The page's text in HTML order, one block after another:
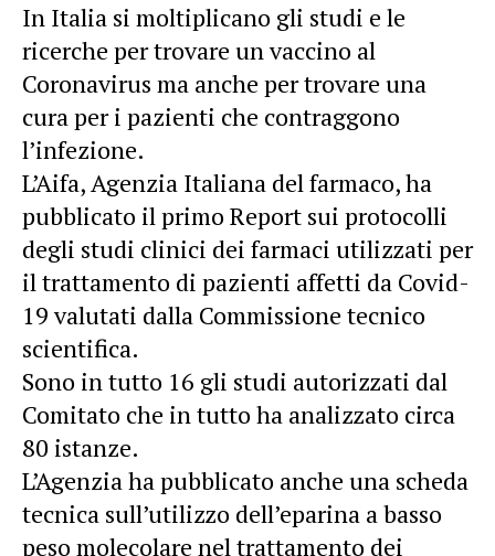
In Italia si moltiplicano gli studi e le
ricerche per trovare un vaccino al
Coronavirus ma anche per trovare una
cura per i pazienti che contraggono
l’infezione.
L’Aifa, Agenzia Italiana del farmaco, ha
pubblicato il primo Report sui protocolli
degli studi clinici dei farmaci utilizzati per
il trattamento di pazienti affetti da Covid-
19 valutati dalla Commissione tecnico
scientifica.
Sono in tutto 16 gli studi autorizzati dal
Comitato che in tutto ha analizzato circa
80 istanze.
L’Agenzia ha pubblicato anche una scheda
tecnica sull’utilizzo dell’eparina a basso
peso molecolare nel trattamento dei